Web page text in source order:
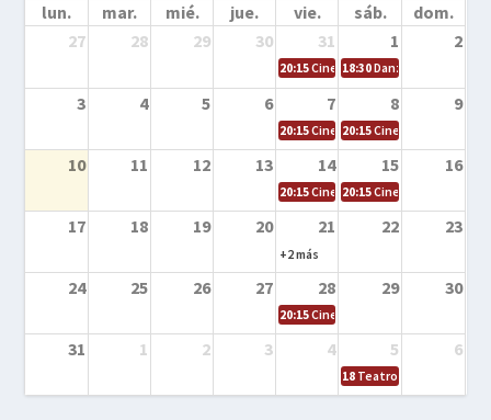
lun. mar. mié. jue. vie. sáb.
dom.
27
28 29 30 31 1 2
20:15Cine en la calle – Cómo
18:30Danza – Cita en el
3 4 5 6 7 8 9
20:15Cine en la calle – El niño y la
20:15Cine en la calle –
10 11 12 13 14 15 16
20:15Cine en la calle – Tortugas
20:15Cine en la calle –
17 18 19 20 21 22 23
+2 más
24 25 26 27 28 29 30
20:15Cine en el calle – Tintín y el
31 1 2 3 4 5 6
18 Teatro – Tres